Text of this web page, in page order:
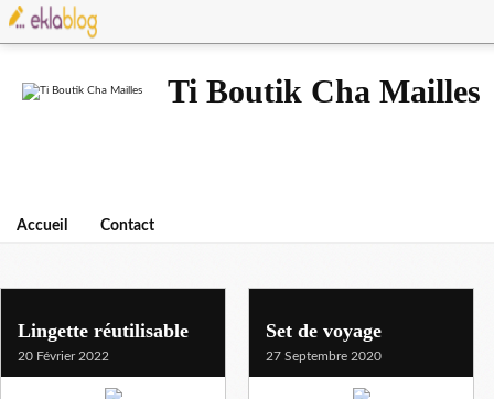
Ti Boutik Cha Mailles
Accueil Contact
fetes des meres
Lingette réutilisable
20 Février 2022
Set de voyage
27 Septembre 2020